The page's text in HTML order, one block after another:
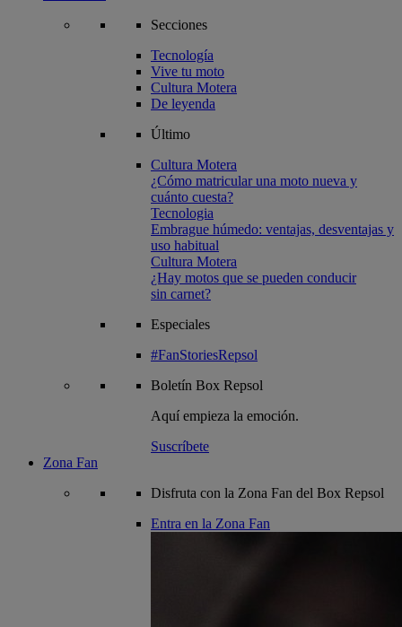
Secciones
Tecnología
Vive tu moto
Cultura Motera
De leyenda
Último
Cultura Motera
¿Cómo matricular una moto nueva y
cuánto cuesta?
Tecnologia
Embrague húmedo: ventajas, desventajas y
uso habitual
Cultura Motera
¿Hay motos que se pueden conducir
sin carnet?
Especiales
#FanStoriesRepsol
Boletín Box Repsol
Aquí empieza la emoción.
Suscríbete
Zona Fan
Disfruta con la Zona Fan del Box Repsol
Entra en la Zona Fan